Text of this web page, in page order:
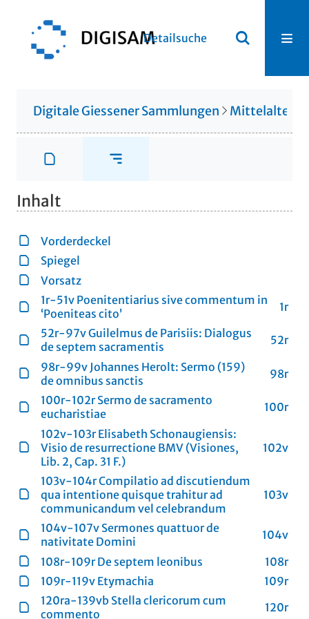
Detailsuche
Digitale Giessener Sammlungen
Inhalt
Vorderdeckel
Spiegel
Vorsatz
1r
1r-51v Poenitentiarius sive commentum in
‘Poeniteas cito’
52r
52r-97v Guilelmus de Parisiis: Dialogus
de septem sacramentis
98r
98r-99v Johannes Herolt: Sermo (159)
de omnibus sanctis
100r
100r-102r Sermo de sacramento
eucharistiae
102v
102v-103r Elisabeth Schonaugiensis:
Visio de resurrectione BMV (Visiones,
Lib. 2, Cap. 31 F.)
103v
103v-104r Compilatio ad discutiendum
qua intentione quisque trahitur ad
communicandum vel celebrandum
104v
104v-107v Sermones quattuor de
nativitate Domini
108r
108r-109r De septem leonibus
109r
109r-119v Etymachia
120r
120ra-139vb Stella clericorum cum
commento